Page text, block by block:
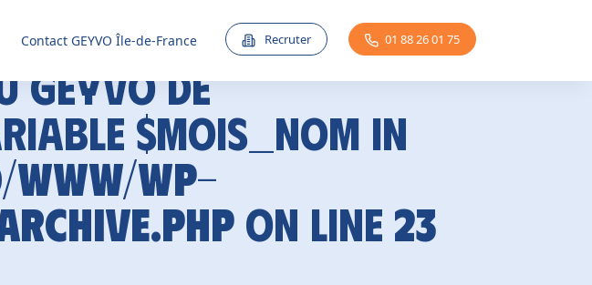
Contact GEYVO Île-de-France Recruter 01 88 26 01 75
de
$mois_nom in
www/wp-
on line 23